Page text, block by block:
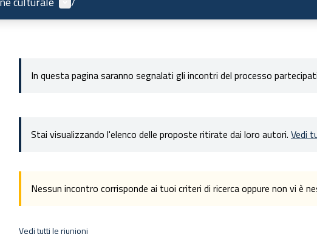
In questa pagina saranno segnalati gli incontri del processo
Stai visualizzando l'elenco delle proposte ritirate dai loro autori. Vedi
Nessun incontro corrisponde ai tuoi criteri di ricerca oppure non vi è
Vedi tutti le riunioni